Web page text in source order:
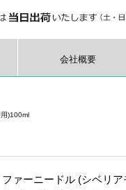
会社概要
)100ml
ファーニードル (シベリ